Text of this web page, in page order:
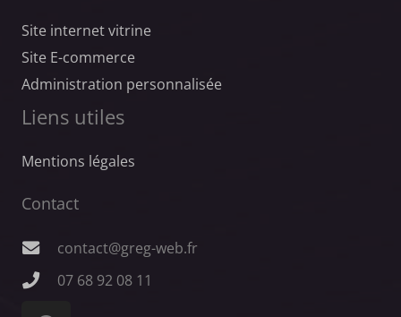
Site internet vitrine
Site E-commerce
Administration personnalisée
Liens utiles
Mentions légales
Contact
contact@greg-web.fr
07 68 92 08 11